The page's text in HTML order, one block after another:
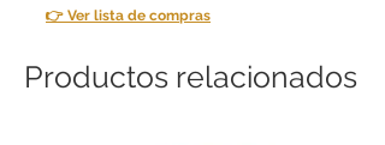
👉 Ver lista de compras
Productos relacionados